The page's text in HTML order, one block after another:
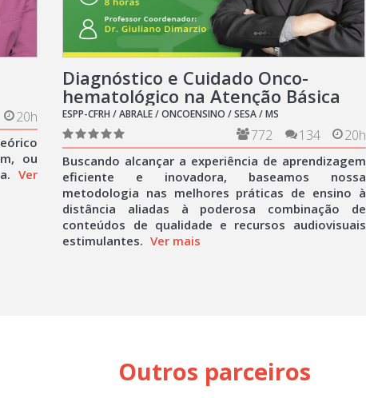
20h
ou
Ver
Diagnóstico e Cuidado Onco-
hematológico na Atenção Básica
ESPP-CFRH / ABRALE / ONCOENSINO / SESA / MS
20h
134
772
Buscando alcançar a experiência de aprendizagem
eficiente e inovadora, baseamos nossa
metodologia nas melhores práticas de ensino à
distância aliadas à poderosa combinação de
conteúdos de qualidade e recursos audiovisuais
estimulantes. Ver mais
Outros parceiros